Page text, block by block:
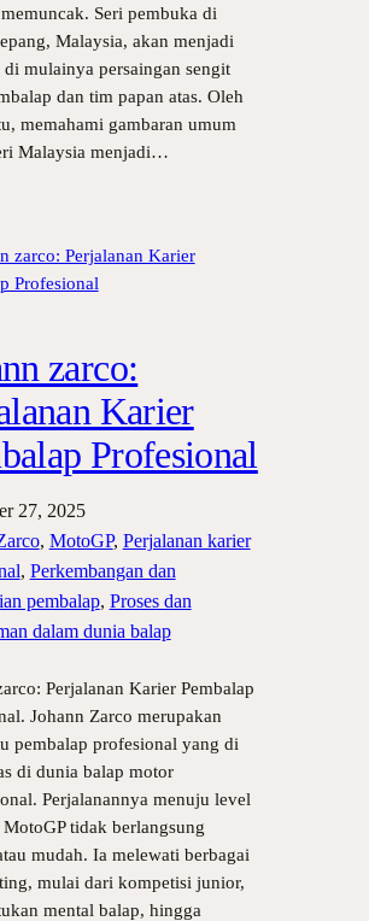
Seri pembuka di
Malaysia, akan menjadi
di mulainya persaingan sengit
dan tim papan atas. Oleh
memahami gambaran umum
Malaysia menjadi…
zarco:
Karier
Profesional
27, 2025
, MotoGP, Perjalanan karier
, Perkembangan dan
pembalap, Proses dan
dalam dunia balap
Perjalanan Karier Pembalap
Johann Zarco merupakan
pembalap profesional yang di
di dunia balap motor
Perjalanannya menuju level
tidak berlangsung
mudah. Ia melewati berbagai
mulai dari kompetisi junior,
mental balap, hingga